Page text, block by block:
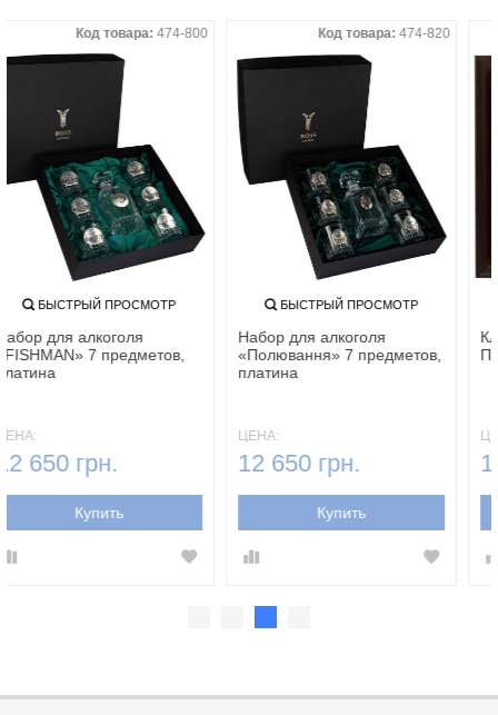
Код товара:474-800
БЫСТРЫЙ ПРОСМОТР
Набор для алкоголя
«FISHMAN» 7 предметов,
платина
ЦЕНА:
12 650 грн.
Купить
Код товара:474-820
БЫСТРЫЙ ПРОСМОТР
Набор для алкоголя
«Полювання» 7 предметов,
платина
ЦЕНА:
12 650 грн.
Купить